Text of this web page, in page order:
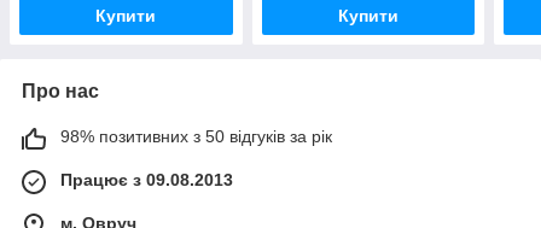
Купити Купити
Про нас
98% позитивних з 50 відгуків за рік
Працює з 09.08.2013
м. Овруч